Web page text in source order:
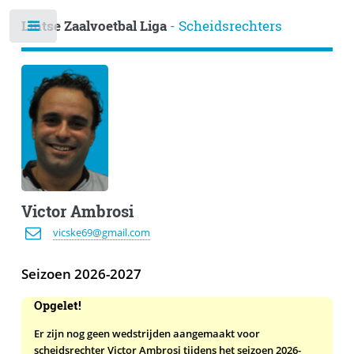
Lintse Zaalvoetbal Liga- Scheidsrechters
Victor Ambrosi
vicske69@gmail.com
Seizoen 2026-2027
Opgelet!
Er zijn nog geen wedstrijden aangemaakt voor
scheidsrechter Victor Ambrosi tijdens het seizoen 2026-